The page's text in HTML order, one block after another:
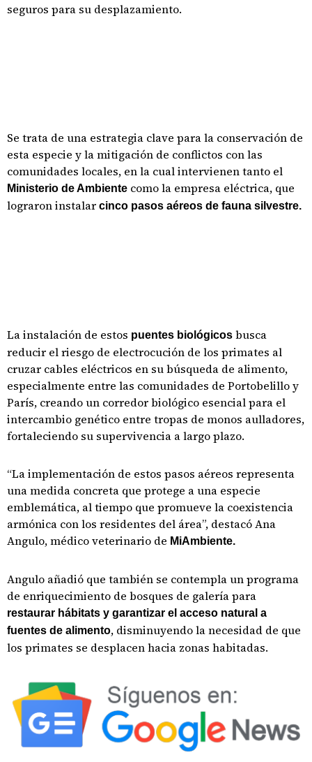
seguros para su desplazamiento.
Se trata de una estrategia clave para la conservación de
esta especie y la mitigación de conflictos con las
comunidades locales, en la cual intervienen tanto el
Ministerio de Ambiente como la empresa eléctrica, que
lograron instalar cinco pasos aéreos de fauna silvestre.
La instalación de estos puentes biológicos busca
reducir el riesgo de electrocución de los primates al
cruzar cables eléctricos en su búsqueda de alimento,
especialmente entre las comunidades de Portobelillo y
París, creando un corredor biológico esencial para el
intercambio genético entre tropas de monos aulladores,
fortaleciendo su supervivencia a largo plazo.
“La implementación de estos pasos aéreos representa
una medida concreta que protege a una especie
emblemática, al tiempo que promueve la coexistencia
armónica con los residentes del área”, destacó Ana
Angulo, médico veterinario de MiAmbiente.
Angulo añadió que también se contempla un programa
de enriquecimiento de bosques de galería para
restaurar hábitats y garantizar el acceso natural a
fuentes de alimento, disminuyendo la necesidad de que
los primates se desplacen hacia zonas habitadas.